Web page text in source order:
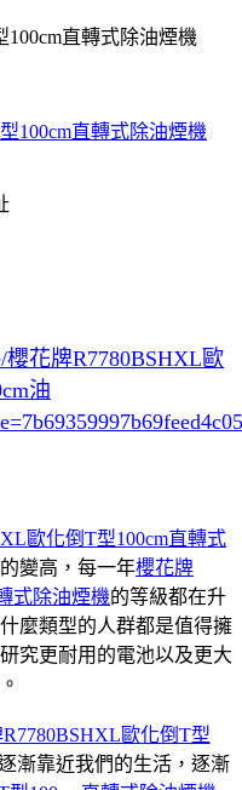
直轉式除油煙機
櫻花牌R7780BSHXL歐
油
歐化倒T型100cm直轉式
變高，每一年櫻花牌
式除油煙機的等級都在升
麼類型的人群都是值得擁
究更耐用的電池以及更大
歐化倒T型
漸靠近我們的生活，逐漸